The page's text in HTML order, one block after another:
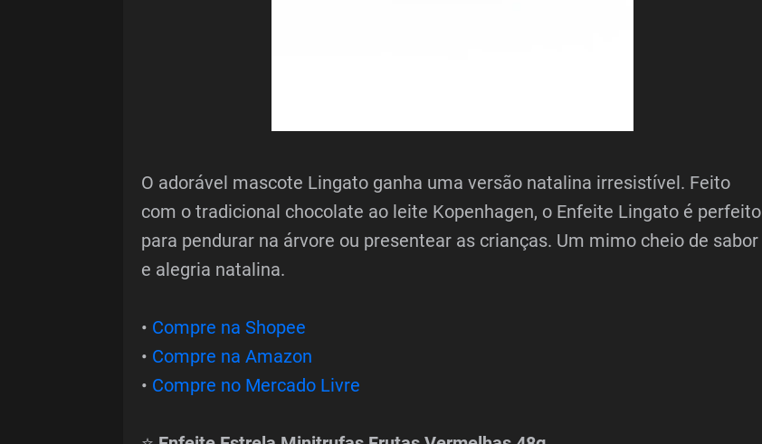
O adorável mascote Lingato ganha uma versão natalina irresistível. Feito
com o tradicional chocolate ao leite Kopenhagen, o Enfeite Lingato é perfeito
para pendurar na árvore ou presentear as crianças. Um mimo cheio de sabor
e alegria natalina.
• Compre na Shopee
• Compre na Amazon
• Compre no Mercado Livre